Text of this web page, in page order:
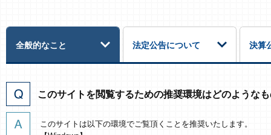
全般的なこと 法定公告について 決算
このサイトを閲覧するための推奨環境はどのような
このサイトは以下の環境でご覧頂くことを推奨いたします。